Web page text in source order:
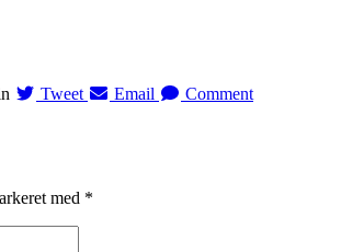
Tweet Email Comment
med *